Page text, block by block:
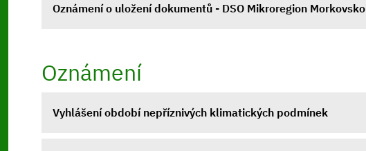
Oznámení o uložení dokumentů - DSO Mikroregion Morkovsko
Oznámení
Vyhlášení období nepříznivých klimatických podmínek